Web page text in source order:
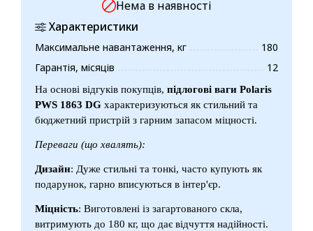
Нема в наявності
Характеристики
Максимальне навантаження, кг
180
Гарантія, місяців
12
На основі відгуків покупців, підлогові ваги Polaris
PWS 1863 DG характеризуються як стильний та
бюджетний пристрій з гарним запасом міцності.
Переваги (що хвалять):
Дизайн: Дуже стильні та тонкі, часто купують як
подарунок, гарно вписуються в інтер'єр.
Міцність: Виготовлені із загартованого скла,
витримують до 180 кг, що дає відчуття надійності.